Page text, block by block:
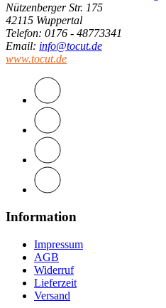
Nützenberger Str. 175
42115 Wuppertal
Telefon: 0176 - 48773341
Email: info@tocut.de
www.tocut.de
Information
Impressum
AGB
Widerruf
Lieferzeit
Versand